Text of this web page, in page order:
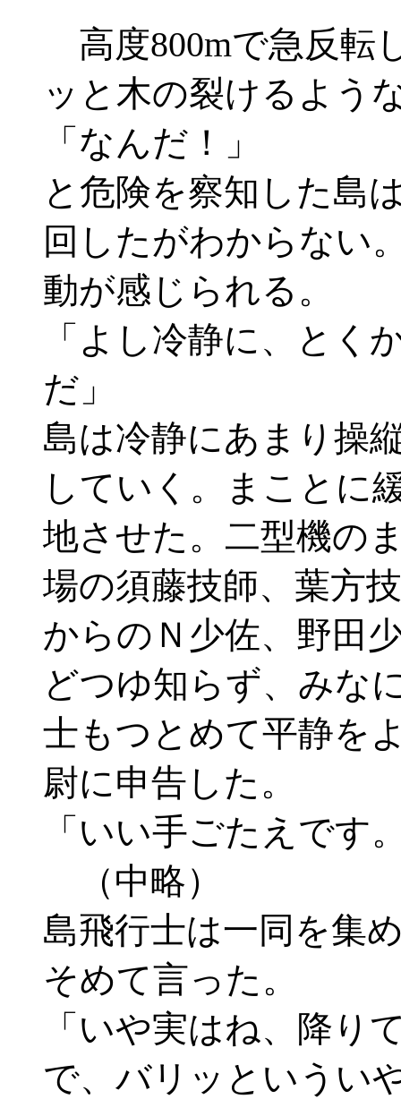
高度800mで急反転
ッと木の裂けるよう
「なんだ！」
と危険を察知した島
回したがわからない
動が感じられる。
「よし冷静に、とく
だ」
島は冷静にあまり操
していく。まことに
地させた。二型機の
場の須藤技師、葉方
からのＮ少佐、野田
どつゆ知らず、みな
士もつとめて平静を
尉に申告した。
「いい手ごたえです
（中略）
島飛行士は一同を集
そめて言った。
「いや実はね、降り
で、バリッというい